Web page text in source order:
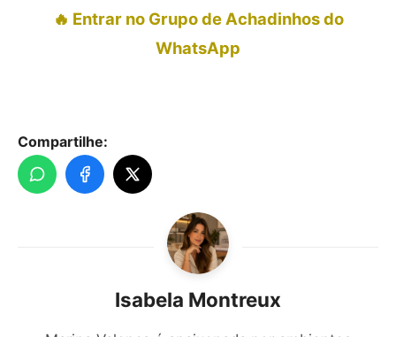
🔥 Entrar no Grupo de Achadinhos do
WhatsApp
Compartilhe:
Isabela Montreux